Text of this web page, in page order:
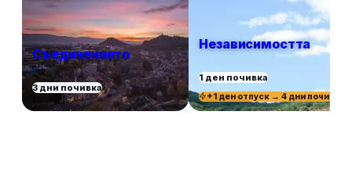
Съединението
3 дни почивка
Независимостта
1 ден почивка
+1 ден отпуск → 4 дни почивка